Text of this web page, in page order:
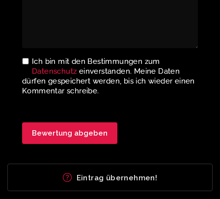
Ich bin mit den Bestimmungen zum
Datenschutz einverstanden. Meine Daten
dürfen gespeichert werden, bis ich wieder einen
Kommentar schreibe.
Eintrag übernehmen!